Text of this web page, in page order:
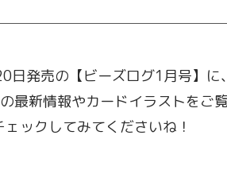
日発売の【ビーズログ1月号】に
最新情報やカードイラストをご
ェックしてみてくださいね！